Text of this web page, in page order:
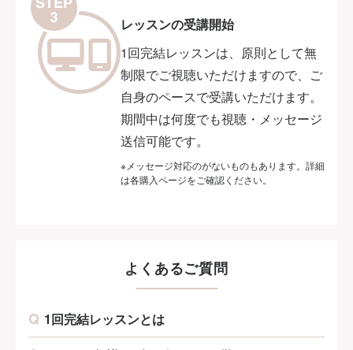
レッスンの受講開始
1回完結レッスンは、原則として無
制限でご視聴いただけますので、ご
自身のペースで受講いただけます。
期間中は何度でも視聴・メッセージ
送信可能です。
※メッセージ対応のがないものもあります。詳細
は各購入ページをご確認ください。
よくあるご質問
1回完結レッスンとは